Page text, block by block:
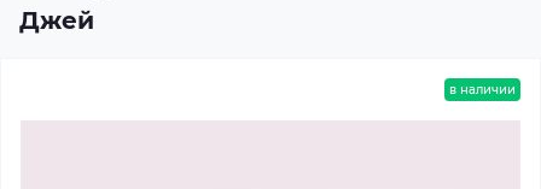
Джей
в наличии